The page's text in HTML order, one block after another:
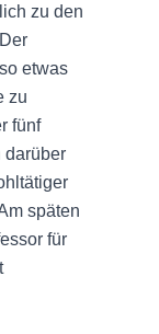
zu den
etwas
zu
fünf
darüber
späten
für